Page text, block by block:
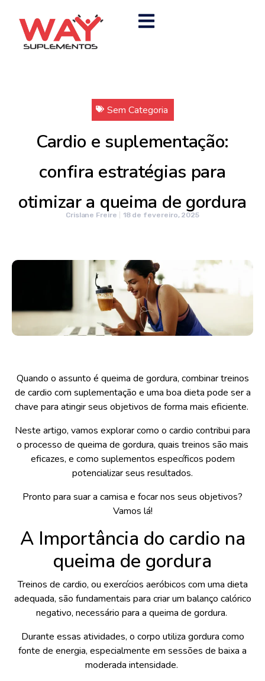
Sem Categoria
Cardio e suplementação:
confira estratégias para
otimizar a queima de gordura
Crislane Freire 18 de fevereiro, 2025
Quando o assunto é queima de gordura, combinar treinos
de cardio com suplementação e uma boa dieta pode ser a
chave para atingir seus objetivos de forma mais eficiente.
Neste artigo, vamos explorar como o cardio contribui para
o processo de queima de gordura, quais treinos são mais
eficazes, e como suplementos específicos podem
potencializar seus resultados.
Pronto para suar a camisa e focar nos seus objetivos?
Vamos lá!
A Importância do cardio na
queima de gordura
Treinos de cardio, ou exercícios aeróbicos com uma dieta
adequada, são fundamentais para criar um balanço calórico
negativo, necessário para a queima de gordura.
Durante essas atividades, o corpo utiliza gordura como
fonte de energia, especialmente em sessões de baixa a
moderada intensidade.